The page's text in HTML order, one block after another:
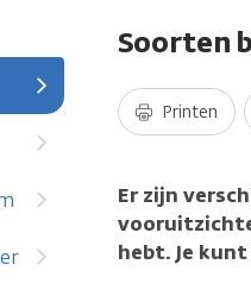
Soorten
Printen
Er zijn
hebt. Je